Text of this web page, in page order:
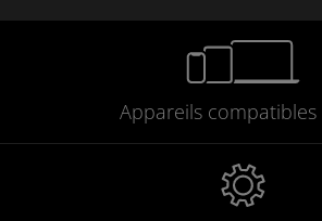
Appareils compatibles